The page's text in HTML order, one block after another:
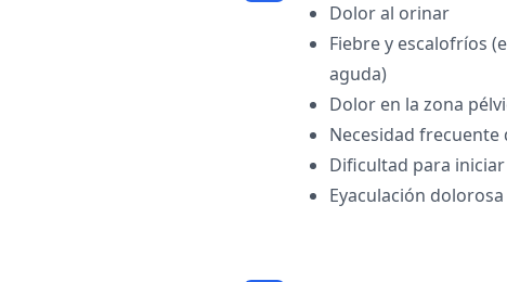
Dolor al orinar
Fiebre y escalofríos
aguda)
Dolor en la zona
Necesidad frecuente
Dificultad para
Eyaculación dolorosa